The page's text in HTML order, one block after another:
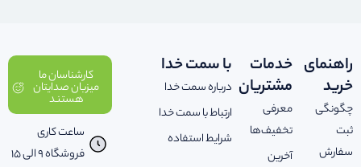
راهنمای
خرید
چگونگی
ثبت
سفارش
خدمات
مشتریان
معرفی
تخفیف‌ها
آخرین
با سمت خدا
درباره سمت خدا
ارتباط با سمت خدا
شرایط استفاده
کارشناسان ما
میزبان صدایتان
هستند
ساعت کاری
فروشگاه 9 الی 15